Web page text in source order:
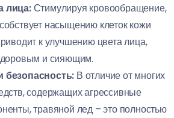
лица:Стимулируя кровообращение,
насыщению клеток кожи
к улучшению цвета лица,
и сияющим.
безопасность: В отличие от многих
содержащих агрессивные
травяной лед – это полностью